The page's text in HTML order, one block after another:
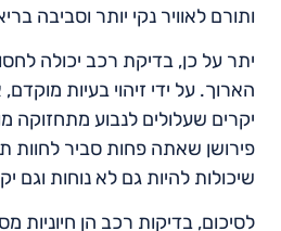
ותורם לאוויר נקי יותר וסביבה
יתר על כן, בדיקת רכב יכולה
הארוך. על ידי זיהוי בעיות
יקרים שעלולים לנבוע מתחזוקה
פירושן שאתה פחות סביר לחוות
שיכולות להיות גם לא נוחות וגם
לסיכום, בדיקות רכב הן חיוניות